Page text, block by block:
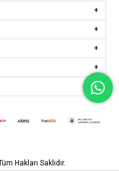
Hakları Saklıdır.